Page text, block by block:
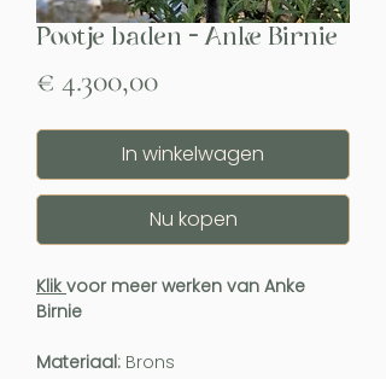
Pootje baden - Anke Birnie
€ 4.300,00Prijs
In winkelwagen
Nu kopen
Klik voor meer werken van Anke
Birnie
Materiaal: Brons